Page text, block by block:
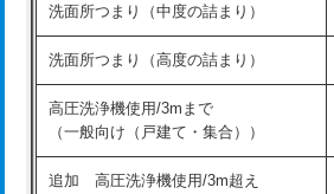
洗面台設置
バスタブ設置
追加人工
廃棄・処分
持込商品取付（浄水器・分岐水栓）
給水管工事※（ホール加工)
給水管工事※（バンド止め)
給水管工事※（支持金具設置)
洗面所つまり（中度の詰まり）
洗面所つまり（高度の詰まり）
高圧洗浄機使用/3mまで
（一般向け（戸建て・集合））
追加 高圧洗浄機使用/3m超え